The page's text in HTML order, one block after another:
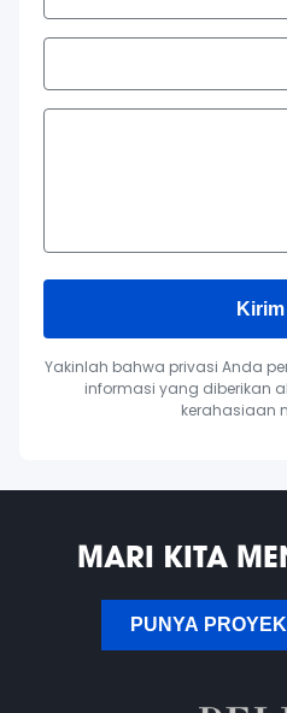
Yakinlah bahwa privasi Anda
informasi yang diberikan
kerahasiaan
MARI KITA
PUNYA